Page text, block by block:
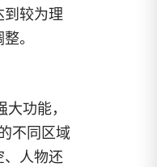
到较为理
。
功能，
不同区域
、人物还